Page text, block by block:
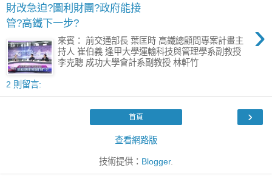
財改急迫?圖利財團?政府能接
管?高鐵下一步?
›
來賓： 前交通部長 葉匡時 高鐵總顧問專案計畫主
持人 崔伯義 逢甲大學運輸科技與管理學系副教授
李克聰 成功大學會計系副教授 林軒竹
2 則留言:
›
首頁
查看網路版
技術提供： Blogger.